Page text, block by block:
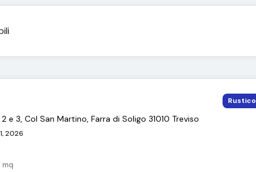
e 3, Col San Martino, Farra di Soligo 31010 Treviso
2026
Rustico
mq